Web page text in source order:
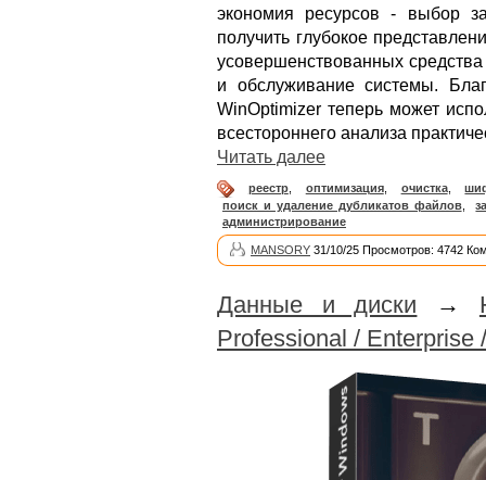
экономия ресурсов - выбор
получить глубокое
усовершенствованных
и обслуживание системы.
WinOptimizer теперь может
всестороннего анализа
Читать далее
реестр, оптимизация, очистка,
поиск и удаление дубликатов файлов,
администрирование
MANSORY 31/10/25 Просмотров: 4742
Данные и диски →
Professional / Enterprise